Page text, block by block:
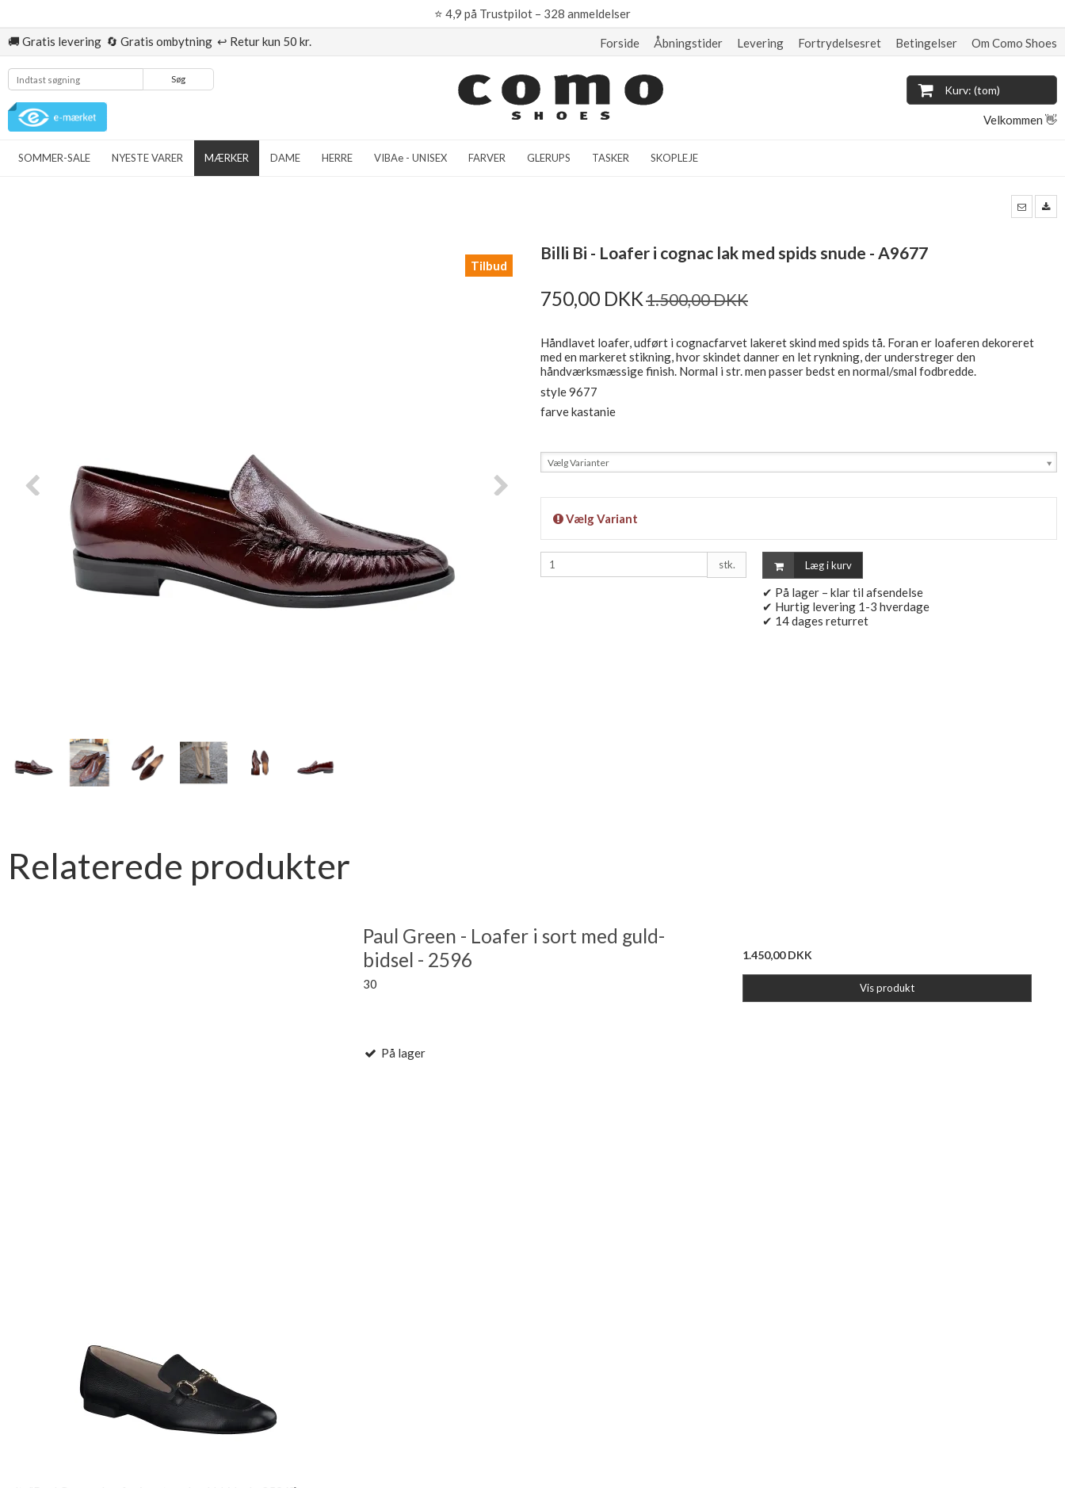
⭐ 4,9 på Trustpilot – 328 anmeldelser
🚚 Gratis levering 🔄 Gratis ombytning ↩️ Retur kun 50 kr.
Forside Åbningstider Levering Fortrydelsesret Betingelser Om Como Shoes
Søg
Kurv: (tom)
Velkommen 👋
SOMMER-SALE NYESTE VARER MÆRKER DAME HERRE VIBAe - UNISEX FARVER GLERUPS TASKER SKOPLEJE
Tilbud
Billi Bi - Loafer i cognac lak med spids snude - A9677
750,00 DKK1.500,00 DKK
Håndlavet loafer, udført i cognacfarvet lakeret skind med spids tå. Foran er loaferen dekoreret
med en markeret stikning, hvor skindet danner en let rynkning, der understreger den
håndværksmæssige finish. Normal i str. men passer bedst en normal/smal fodbredde.
style 9677
farve kastanie
Vælg Varianter
Vælg Variant
stk. Læg i kurv
✔ På lager – klar til afsendelse
✔ Hurtig levering 1-3 hverdage
✔ 14 dages returret
Relaterede produkter
Paul Green - Loafer i sort med guld-
bidsel - 2596
30
På lager
1.450,00 DKK
Vis produkt